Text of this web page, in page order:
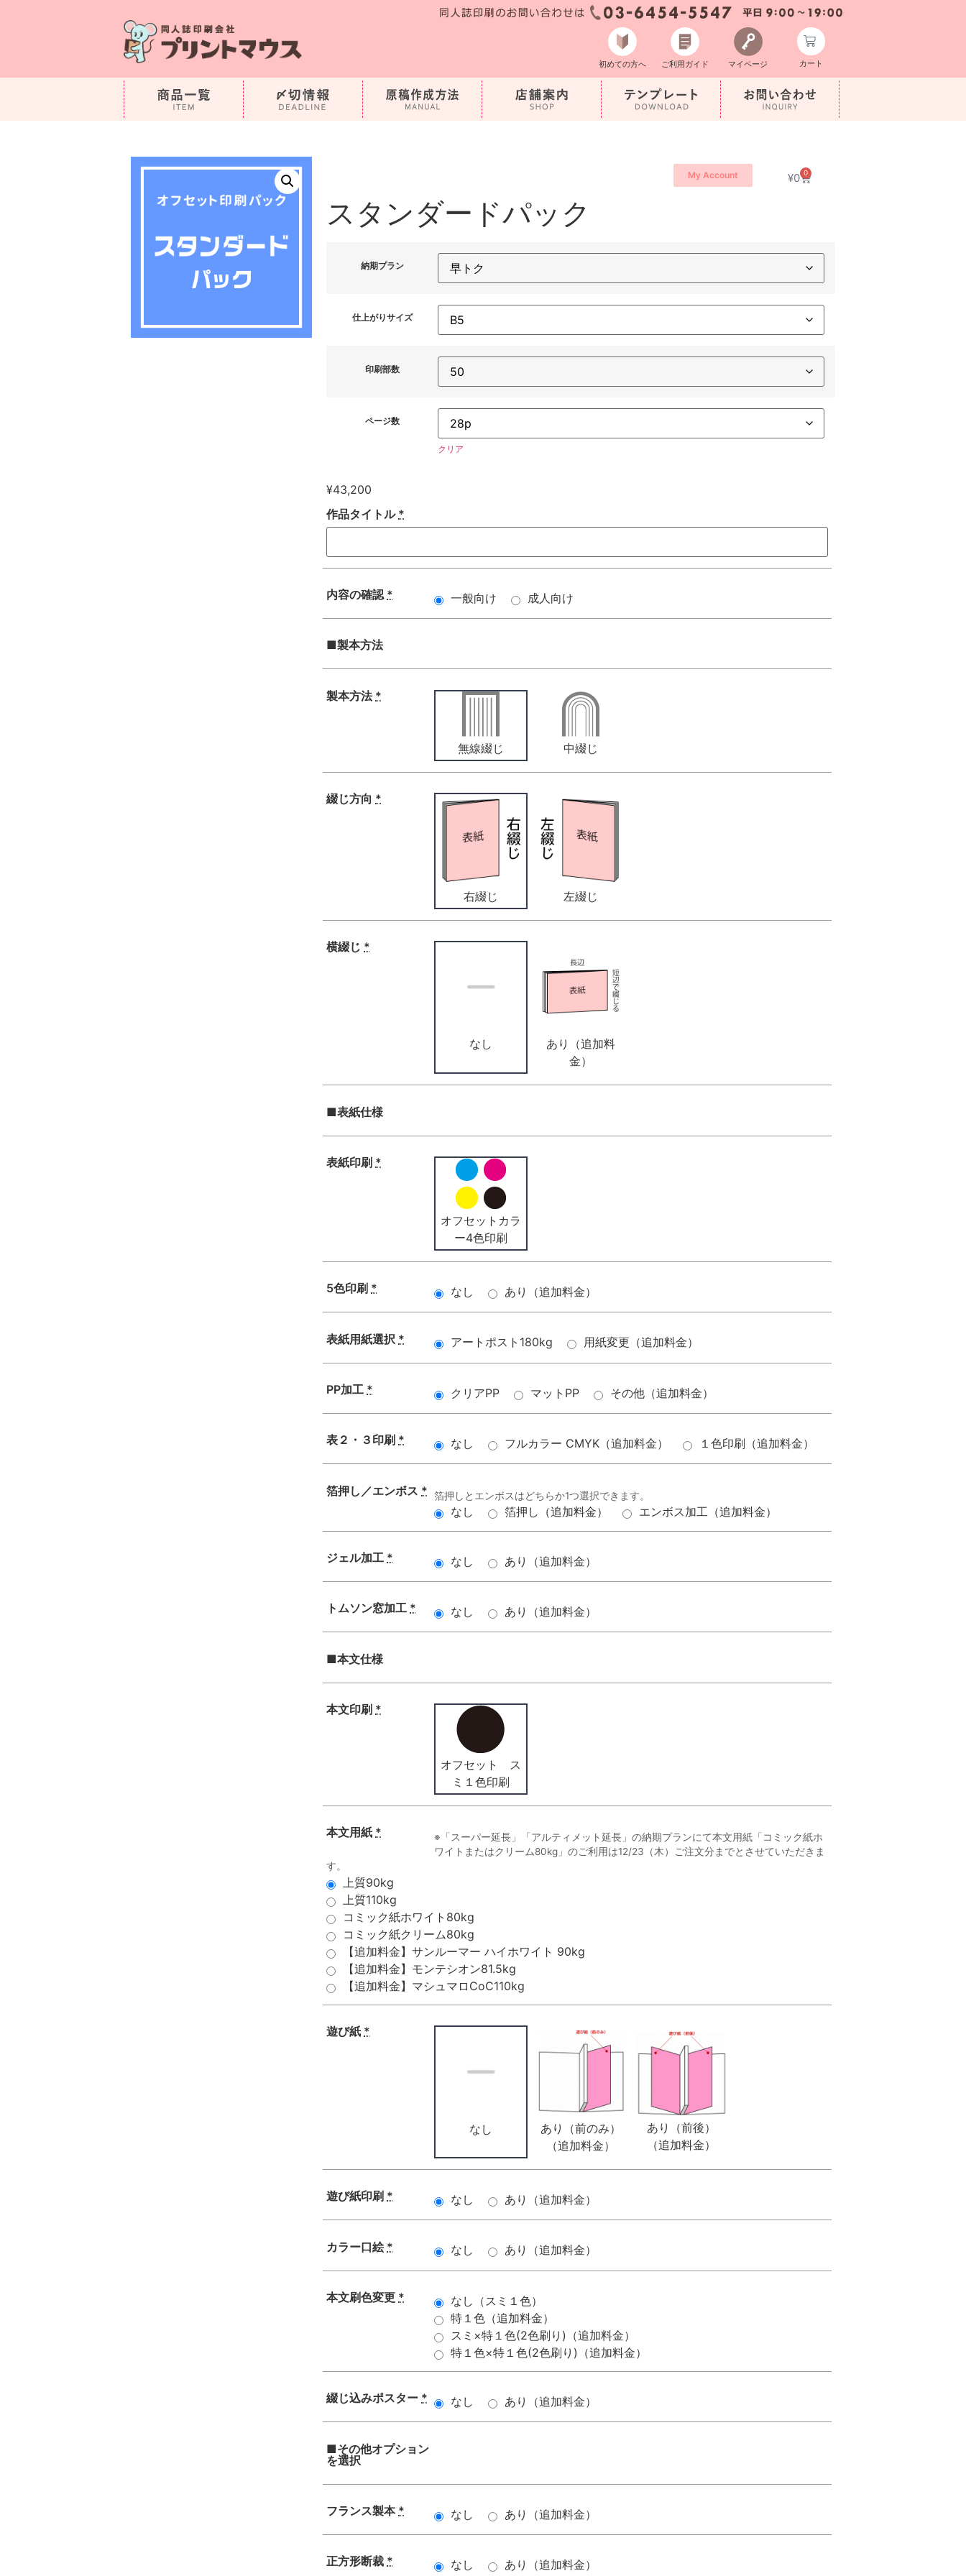
初めての方へ ご利用ガイド マイページ カート
My Account ¥0 0
スタンダードパック
納期プラン
仕上がりサイズ
印刷部数
ページ数
クリア
¥43,200
作品タイトル *
内容の確認 * 一般向け 成人向け
■製本方法
製本方法 *
無線綴じ 中綴じ
綴じ方向 *
右綴じ 左綴じ
横綴じ *
なし
あり（追加料
金）
■表紙仕様
表紙印刷 *
オフセットカラ
ー4色印刷
5色印刷 * なし あり（追加料金）
表紙用紙選択 * アートポスト180kg 用紙変更（追加料金）
PP加工 * クリアPP マットPP その他（追加料金）
表２・３印刷 * なし フルカラー CMYK（追加料金） １色印刷（追加料金）
箔押し／エンボス * 箔押しとエンボスはどちらか1つ選択できます。
なし 箔押し（追加料金） エンボス加工（追加料金）
ジェル加工 * なし あり（追加料金）
トムソン窓加工 * なし あり（追加料金）
■本文仕様
本文印刷 *
オフセット ス
ミ１色印刷
本文用紙 *
※「スーパー延長」「アルティメット延長」の納期プランにて本文用紙「コミック紙ホ
ワイトまたはクリーム80kg」のご利用は12/23（木）ご注文分までとさせていただきま
す。
上質90kg
上質110kg
コミック紙ホワイト80kg
コミック紙クリーム80kg
【追加料金】サンルーマー ハイホワイト 90kg
【追加料金】モンテシオン81.5kg
【追加料金】マシュマロCoC110kg
遊び紙 *
なし
あり（前のみ）
（追加料金）
あり（前後）
（追加料金）
遊び紙印刷 * なし あり（追加料金）
カラー口絵 * なし あり（追加料金）
本文刷色変更 *
なし（スミ１色）
特１色（追加料金）
スミ×特１色(2色刷り)（追加料金）
特１色×特１色(2色刷り)（追加料金）
綴じ込みポスター * なし あり（追加料金）
■その他オプション
を選択
フランス製本 * なし あり（追加料金）
正方形断裁 * なし あり（追加料金）